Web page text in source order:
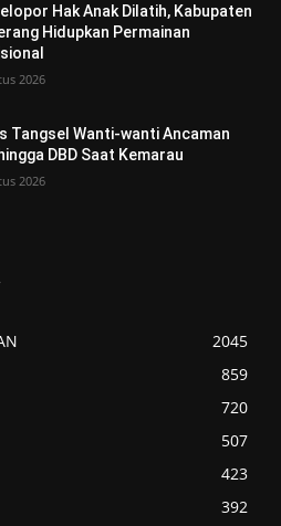
Hak Anak Dilatih, Kabupaten
Hidupkan Permainan
2026
Tangsel Wanti-wanti Ancaman
hingga DBD Saat Kemarau
2026
2045
859
720
507
423
392